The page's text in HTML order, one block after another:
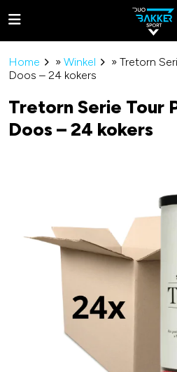
Adidas
Tweede kans padel rackets
Home » Winkel » Tretorn
Doos – 24 kokers
Tretorn Serie Tour
Doos – 24 kokers